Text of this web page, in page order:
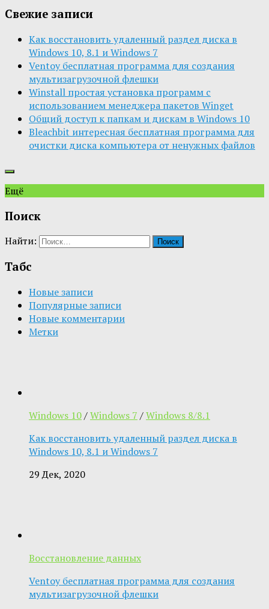
Свежие записи
Как восстановить удаленный раздел диска в
Windows 10, 8.1 и Windows 7
Ventoy бесплатная программа для создания
мультизагрузочной флешки
Winstall простая установка программ с
использованием менеджера пакетов Winget
Общий доступ к папкам и дискам в Windows 10
Bleachbit интересная бесплатная программа для
очистки диска компьютера от ненужных файлов
Ещё
Поиск
Найти:
Табс
Новые записи
Популярные записи
Новые комментарии
Метки
Windows 10/Windows 7 /Windows 8/8.1
Как восстановить удаленный раздел диска в
Windows 10, 8.1 и Windows 7
29 Дек, 2020
Восстановление данных
Ventoy бесплатная программа для создания
мультизагрузочной флешки